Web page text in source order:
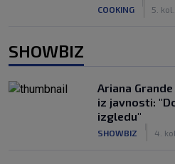
COOKING 5. kol.
SHOWBIZ
Ariana
iz javnosti:
izgledu"
SHOWBIZ 4. kol.